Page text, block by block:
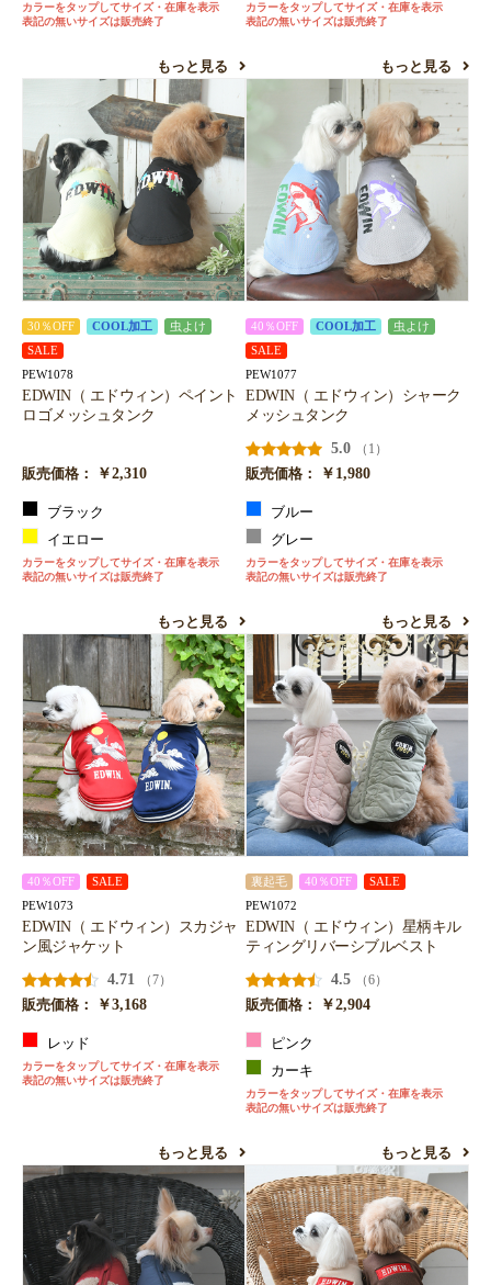
カラーをタップしてサイズ・在庫を表示
表記の無いサイズは販売終了
もっと見る
カラーをタップしてサイズ・在庫を表示
表記の無いサイズは販売終了
もっと見る
30％OFF COOL加工
虫よけ
SALE
PEW1078
EDWIN（ エドウィン）ペイント
ロゴメッシュタンク
販売価格： ￥2,310
ブラック
イエロー
カラーをタップしてサイズ・在庫を表示
表記の無いサイズは販売終了
もっと見る
40％OFF COOL加工
虫よけ
SALE
PEW1077
EDWIN（ エドウィン）シャーク
メッシュタンク
5.0
（1）
販売価格：
￥1,980
ブルー
グレー
カラーをタップしてサイズ・在庫を表示
表記の無いサイズは販売終了
もっと見る
40％OFF SALE
PEW1073
EDWIN（ エドウィン）スカジャ
ン風ジャケット
4.71
（7）
販売価格：
￥3,168
レッド
カラーをタップしてサイズ・在庫を表示
表記の無いサイズは販売終了
もっと見る
裏起毛 40％OFF SALE
PEW1072
EDWIN（ エドウィン）星柄キル
ティングリバーシブルベスト
4.5
（6）
販売価格：
￥2,904
ピンク
カーキ
カラーをタップしてサイズ・在庫を表示
表記の無いサイズは販売終了
もっと見る